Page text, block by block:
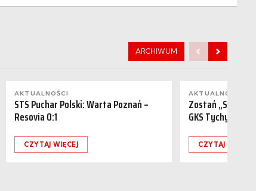
ARCHIWUM
AKTUALNOŚCI
STS Puchar Polski: Warta Poznań –
Resovia 0:1
CZYTAJ WIĘCEJ
AKTUALNOŚCI
Zostań
GKS Tychy
CZYTAJ WIĘCEJ